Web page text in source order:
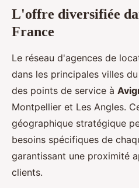
L'offre diversifiée
France
Le réseau d'agences de
dans les principales villes
des points de service à
Montpellier et Les Angles.
géographique stratégique
besoins spécifiques de
garantissant une proximité
clients.